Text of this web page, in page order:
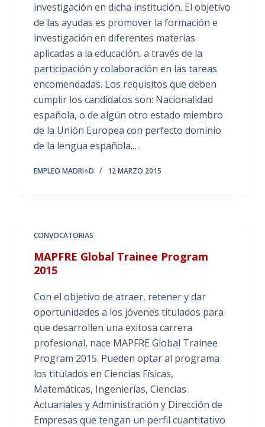
investigación en dicha institución. El objetivo
de las ayudas es promover la formación e
investigación en diferentes materias
aplicadas a la educación, a través de la
participación y colaboración en las tareas
encomendadas. Los requisitos que deben
cumplir los candidatos son: Nacionalidad
española, o de algún otro estado miembro
de la Unión Europea con perfecto dominio
de la lengua española.…
EMPLEO MADRI+D 12 MARZO 2015
CONVOCATORIAS
MAPFRE Global Trainee Program
2015
Con el objetivo de atraer, retener y dar
oportunidades a los jóvenes titulados para
que desarrollen una exitosa carrera
profesional, nace MAPFRE Global Trainee
Program 2015. Pueden optar al programa
los titulados en Ciencias Físicas,
Matemáticas, Ingenierías, Ciencias
Actuariales y Administración y Dirección de
Empresas que tengan un perfil cuantitativo